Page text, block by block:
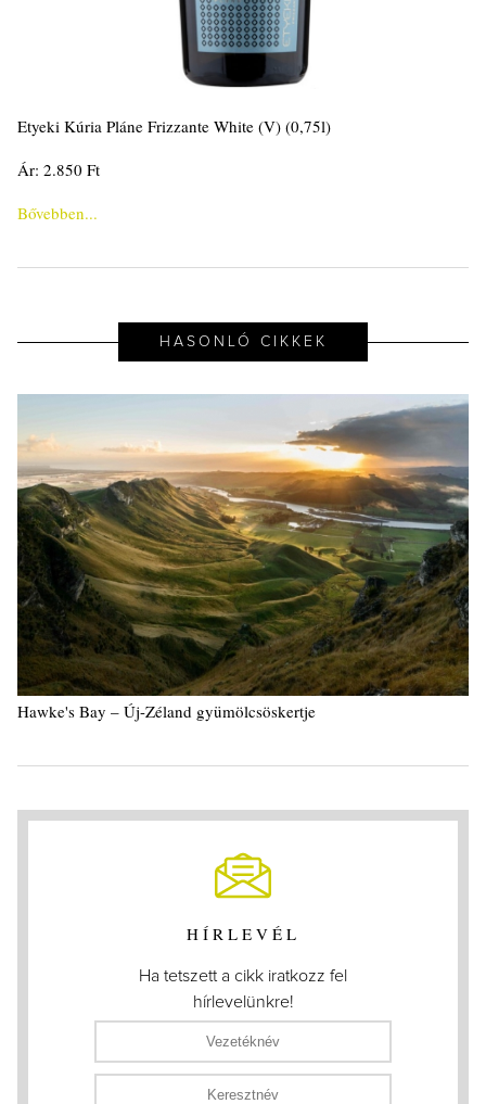
Etyeki Kúria Pláne Frizzante White (V) (0,75l)
Ár: 2.850 Ft
Bővebben...
HASONLÓ CIKKEK
Hawke's Bay – Új-Zéland gyümölcsöskertje
HÍRLEVÉL
Ha tetszett a cikk iratkozz fel
hírlevelünkre!